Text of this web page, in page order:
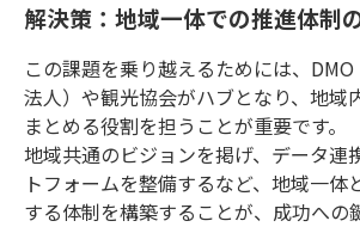
解決策：地域一体での推進体制
この課題を乗り越えるためには、
法人）や観光協会がハブとなり、地域
まとめる役割を担うことが重要です。
地域共通のビジョンを掲げ、データ連
トフォームを整備するなど、地域一体
する体制を構築することが、成功への